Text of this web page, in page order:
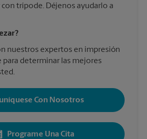
trípode. Déjenos ayudarlo a
nuestros expertos en impresión
para determinar las mejores
Con Nosotros
Programe Una Cita